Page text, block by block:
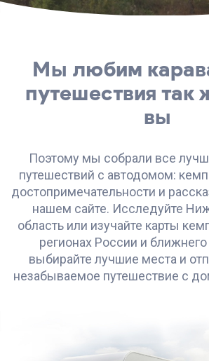
Мы любим
путешествия так
вы
Поэтому мы собрали все
путешествий с автодомом:
достопримечательности и
нашем сайте. Исследуйте
область или изучайте карты
регионах России и
выбирайте лучшие места и
незабываемое путешествие с